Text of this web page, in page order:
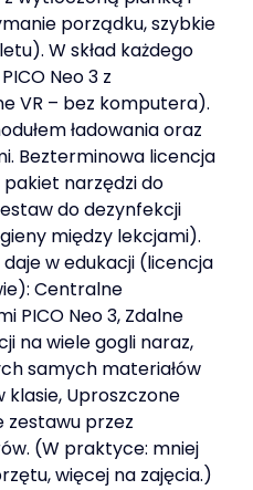
porządku, szybkie
W skład każdego
Neo 3 z
VR – bez komputera).
ładowania oraz
Bezterminowa licencja
pakiet narzędzi do
do dezynfekcji
między lekcjami).
daje w edukacji (licencja
Centralne
PICO Neo 3, Zdalne
na wiele gogli naraz,
samych materiałów
Uproszczone
zestawu przez
(W praktyce: mniej
więcej na zajęcia.)